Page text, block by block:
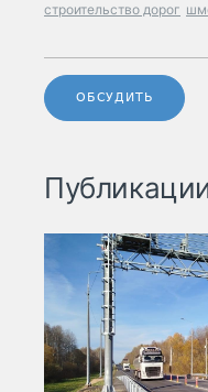
строительство дорог
ОБСУДИТЬ